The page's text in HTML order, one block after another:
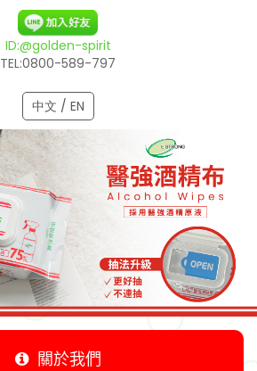
ID:@golden-spirit
TEL:0800-589-797
中文 / EN
關於我們